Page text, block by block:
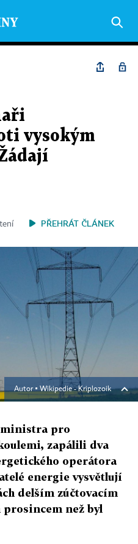
vysokým
PŘEHRÁT ČLÁNEK
Autor ▪Wikipedie - Kriplozoik
pro
zapálili dva
operátora
energie vysvětlují
delším zúčtovacím
než byl